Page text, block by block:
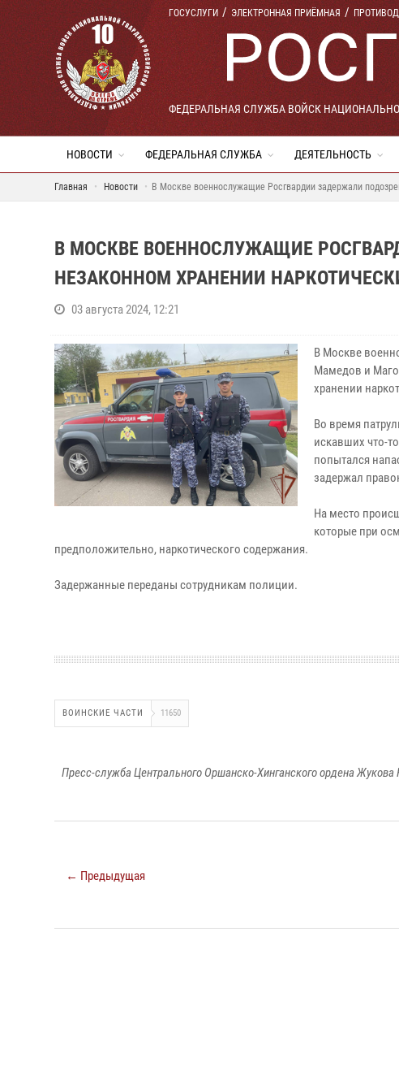
ГОСУСЛУГИ ЭЛЕКТРОННАЯ ПРИЁМНАЯ
ФЕДЕРАЛЬНАЯ СЛУЖБА ВОЙСК
НОВОСТИ ФЕДЕРАЛЬНАЯ СЛУЖБА ДЕЯТЕЛЬНОСТЬ
Главная Новости В Москве военнослужащие Росгвардии задержали
В МОСКВЕ ВОЕННОСЛУЖАЩИЕ
НЕЗАКОННОМ ХРАНЕНИИ
03 августа 2024, 12:21
В Москве
Мамедов и
хранении
Во время
искавших что-
попытался
задержал
На место
которые при
предположительно, наркотического содержания.
Задержанные переданы сотрудникам полиции.
ВОИНСКИЕ ЧАСТИ 11650
Пресс-служба Центрального Оршанско-Хинганского ордена
← Предыдущая